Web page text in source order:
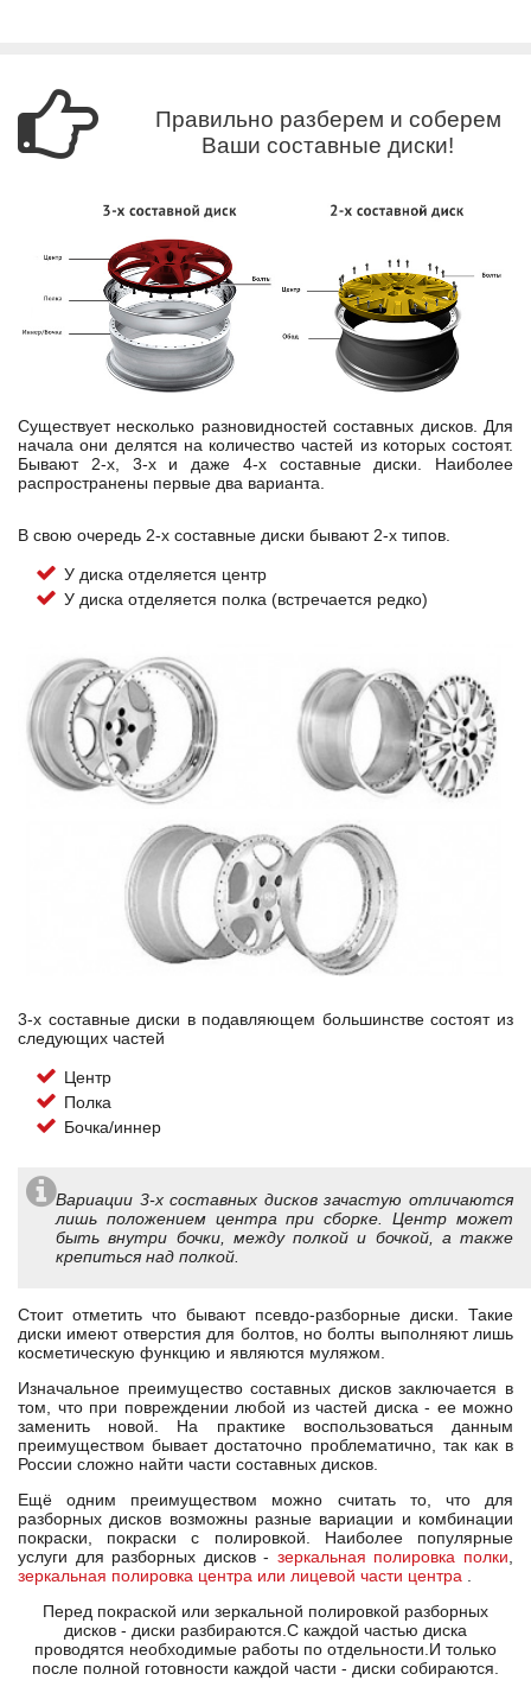
Правильно разберем и соберем
Ваши составные диски!
Существует несколько разновидностей составных дисков. Для
начала они делятся на количество частей из которых состоят.
Бывают 2-х, 3-х и даже 4-х составные диски. Наиболее
распространены первые два варианта.
В свою очередь 2-х составные диски бывают 2-х типов.
У диска отделяется центр
У диска отделяется полка (встречается редко)
3-х составные диски в подавляющем большинстве состоят из
следующих частей
Центр
Полка
Бочка/иннер
Вариации 3-х составных дисков зачастую отличаются
лишь положением центра при сборке. Центр может
быть внутри бочки, между полкой и бочкой, а также
крепиться над полкой.
Стоит отметить что бывают псевдо-разборные диски. Такие
диски имеют отверстия для болтов, но болты выполняют лишь
косметическую функцию и являются муляжом.
Изначальное преимущество составных дисков заключается в
том, что при повреждении любой из частей диска - ее можно
заменить новой. На практике воспользоваться данным
преимуществом бывает достаточно проблематично, так как в
России сложно найти части составных дисков.
Ещё одним преимуществом можно считать то, что для
разборных дисков возможны разные вариации и комбинации
покраски, покраски с полировкой. Наиболее популярные
услуги для разборных дисков - зеркальная полировка полки,
зеркальная полировка центра или лицевой части центра .
Перед покраской или зеркальной полировкой разборных
дисков - диски разбираются.С каждой частью диска
проводятся необходимые работы по отдельности.И только
после полной готовности каждой части - диски собираются.